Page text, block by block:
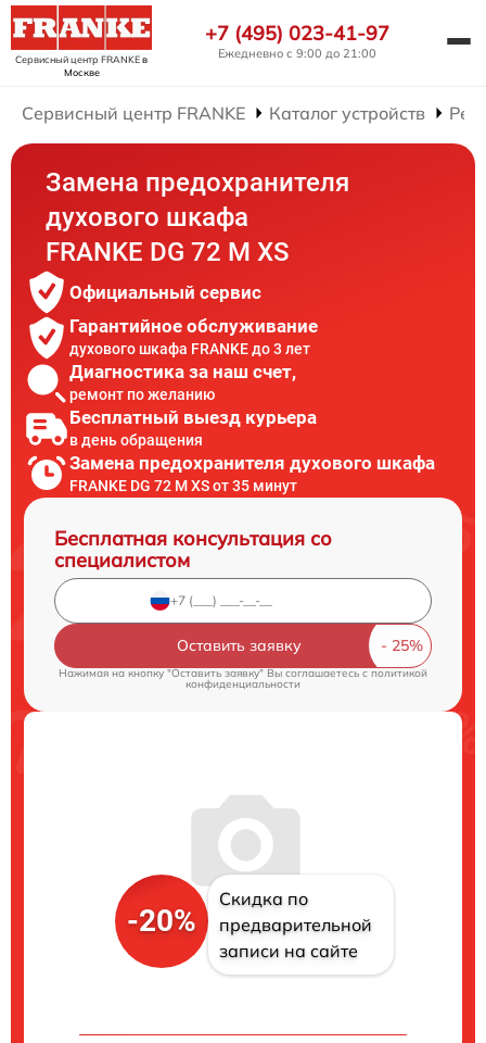
Сервисный центр FRANKEв
Москве
+7 (495) 023-41-97
Ежедневно с 9:00 до 21:00
Сервисный центр FRANKE Каталог устройств
Замена предохранителя
духового шкафа
FRANKE DG 72 M XS
Официальный сервис
Гарантийное обслуживание
духового шкафа FRANKE до 3 лет
Диагностика за наш счет,
ремонт по желанию
Бесплатный выезд курьера
в день обращения
Замена предохранителя духового шкафа
FRANKE DG 72 M XS от 35 минут
Бесплатная консультация со
специалистом
Оставить заявку
Нажимая на кнопку "Оставить заявку" Вы соглашаетесь cполитикой
конфиденциальности
-20%
Скидка по
предварительной
записи на сайте